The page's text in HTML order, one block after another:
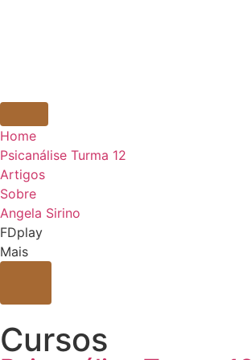
Home
Psicanálise Turma 12
Artigos
Sobre
Angela Sirino
FDplay
Mais
Cursos